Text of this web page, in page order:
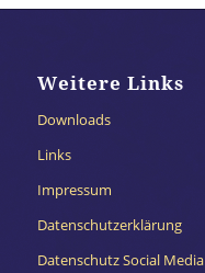
Weitere Links
Downloads
Links
Impressum
Datenschutzerklärung
Datenschutz Social Media